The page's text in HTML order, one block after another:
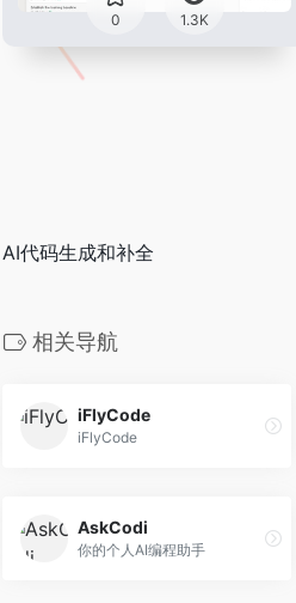
0 1.3K
AI代码生成和补全
相关导航
iFlyCode
iFlyCode
AskCodi
你的个人AI编程助手